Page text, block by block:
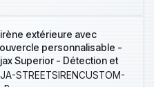
extérieure avec
personnalisable -
Superior - Détection et
d'inhibition -
STREETSIRENCUSTOM-